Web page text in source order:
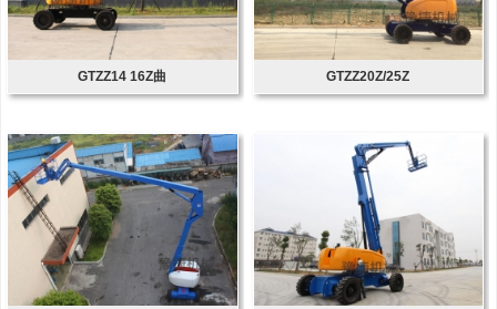
GTZZ14 16Z曲 GTZZ20Z/25Z